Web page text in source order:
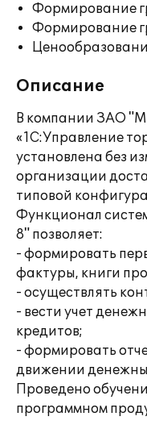
Формирование
Формирование
Описание
В компании ЗАО
«1С:Управление
установлена без
организации
типовой
Функционал
8" позволяет:
- формировать
фактуры, книги
- осуществлять
- вести учет
кредитов;
- формировать
движении
Проведено
программном